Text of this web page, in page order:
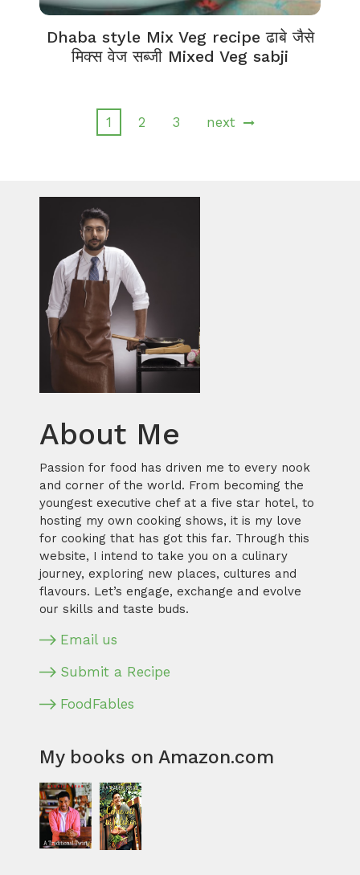
Dhaba style Mix Veg recipe ढाबे जैसे
मिक्स वेज सब्जी Mixed Veg sabji
1 2 3 next
About Me
Passion for food has driven me to every nook
and corner of the world. From becoming the
youngest executive chef at a five star hotel, to
hosting my own cooking shows, it is my love
for cooking that has got this far. Through this
website, I intend to take you on a culinary
journey, exploring new places, cultures and
flavours. Let’s engage, exchange and evolve
our skills and taste buds.
Email us
Submit a Recipe
FoodFables
My books on Amazon.com